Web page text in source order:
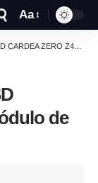
Aa
e módulo de memória DARK Zα
de